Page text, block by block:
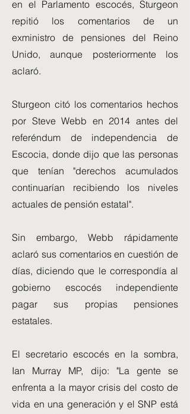
en el Parlamento escocés, Sturgeon
repitió los comentarios de un
exministro de pensiones del Reino
Unido, aunque posteriormente los
aclaró.
Sturgeon citó los comentarios hechos
por Steve Webb en 2014 antes del
referéndum de independencia de
Escocia, donde dijo que las personas
que tenían "derechos acumulados
continuarían recibiendo los niveles
actuales de pensión estatal".
Sin embargo, Webb rápidamente
aclaró sus comentarios en cuestión de
días, diciendo que le correspondía al
gobierno escocés independiente
pagar sus propias pensiones
estatales.
El secretario escocés en la sombra,
Ian Murray MP, dijo: "La gente se
enfrenta a la mayor crisis del costo de
vida en una generación y el SNP está